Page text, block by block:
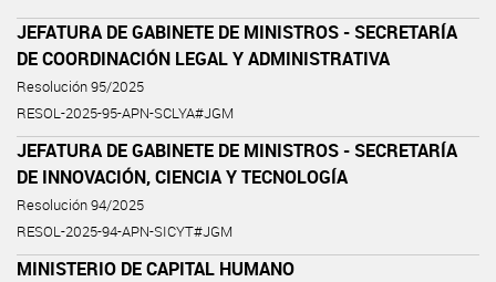
JEFATURA DE GABINETE DE MINISTROS - SECRETARÍA
DE COORDINACIÓN LEGAL Y ADMINISTRATIVA
Resolución 95/2025
RESOL-2025-95-APN-SCLYA#JGM
JEFATURA DE GABINETE DE MINISTROS - SECRETARÍA
DE INNOVACIÓN, CIENCIA Y TECNOLOGÍA
Resolución 94/2025
RESOL-2025-94-APN-SICYT#JGM
MINISTERIO DE CAPITAL HUMANO